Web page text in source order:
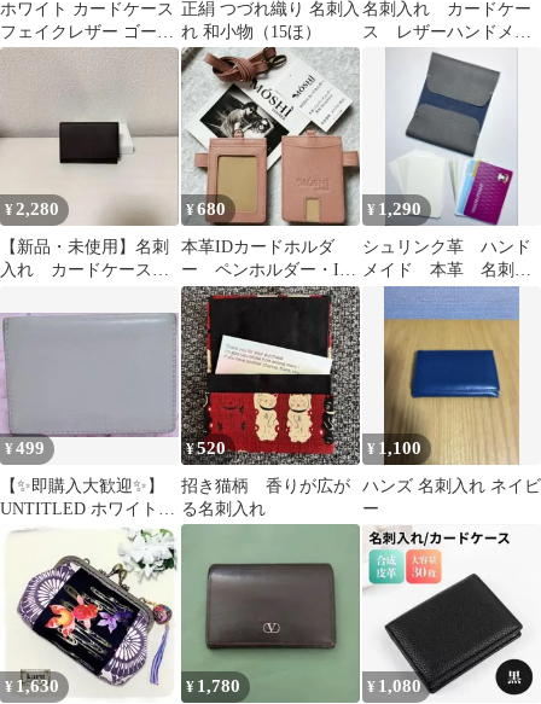
ホワイト カードケース
フェイクレザー ゴール
ド金具
正絹 つづれ織り 名刺入
れ 和小物（15ほ）
名刺入れ カードケー
ス レザーハンドメイ
¥2,280
【新品・未使用】名刺
入れ カードケース
¥680
本革IDカードホルダ
ー ペンホルダー・IC
カード収納 サーモン
ピンク
¥ 1,290
シュリンク革 ハンド
メイド 本革 名刺入
れ カードケース チ
ャコールグレー
¥499
【✨即購入大歓迎✨】
UNTITLED ホワイトレ
ザー カードケース
¥520
招き猫柄 香りが広が
る名刺入れ
¥ 1,100
ハンズ 名刺入れ ネイビ
ー
¥ 1,630 ¥ 1,780 ¥ 1,080